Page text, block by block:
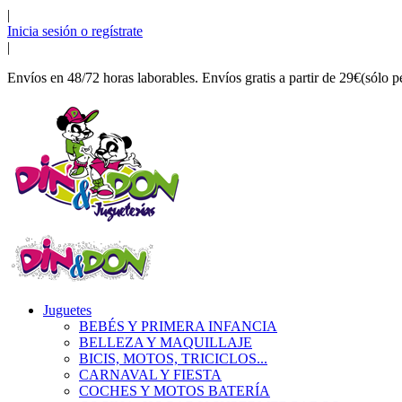
|
Inicia sesión o regístrate
|
Envíos en 48/72 horas laborables. Envíos gratis a partir de 29€(sólo
Juguetes
BEBÉS Y PRIMERA INFANCIA
BELLEZA Y MAQUILLAJE
BICIS, MOTOS, TRICICLOS...
CARNAVAL Y FIESTA
COCHES Y MOTOS BATERÍA